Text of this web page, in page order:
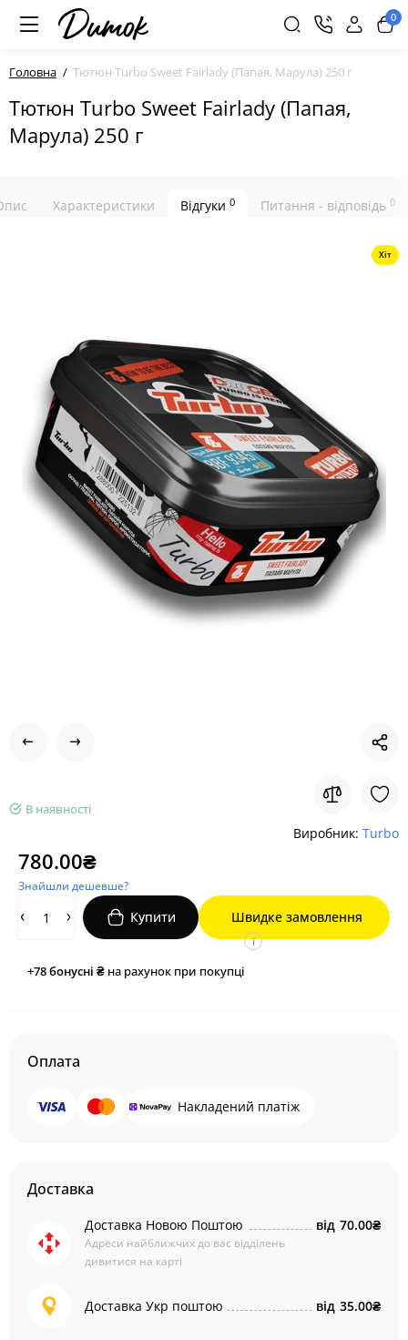
0
Головна Тютюн Turbo Sweet Fairlady (Папая, Марула) 250 г
Тютюн Turbo Sweet Fairlady (Папая,
Марула) 250 г
Характеристики Відгуки 0 Питання - відповідь 0
Хіт
В наявності
Виробник: Turbo
780.00₴
Знайшли дешевше?
Купити Швидке замовлення
+78бонусні ₴ на рахунок при покупці
i
Оплата
Накладений платіж
Доставка
Доставка Новою Поштою
Адреси найближчих до вас відділень
дивитися на карті
від 70.00₴
Доставка Укр поштою від 35.00₴